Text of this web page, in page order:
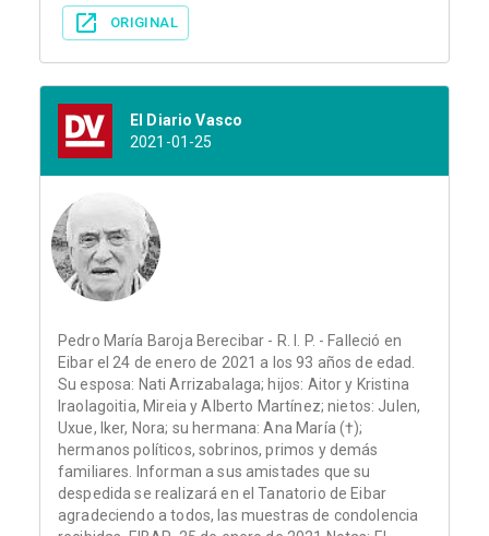
ORIGINAL
El Diario Vasco
2021-01-25
Pedro María Baroja Berecibar - R. I. P. - Falleció en
Eibar el 24 de enero de 2021 a los 93 años de edad.
Su esposa: Nati Arrizabalaga; hijos: Aitor y Kristina
Iraolagoitia, Mireia y Alberto Martínez; nietos: Julen,
Uxue, Iker, Nora; su hermana: Ana María (†);
hermanos políticos, sobrinos, primos y demás
familiares. Informan a sus amistades que su
despedida se realizará en el Tanatorio de Eibar
agradeciendo a todos, las muestras de condolencia